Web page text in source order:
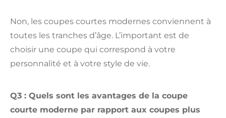
Non, les coupes courtes modernes conviennent à
toutes les tranches d’âge. L’important est de
choisir une coupe qui correspond à votre
personnalité et à votre style de vie.
Q3 : Quels sont les avantages de la coupe
courte moderne par rapport aux coupes plus